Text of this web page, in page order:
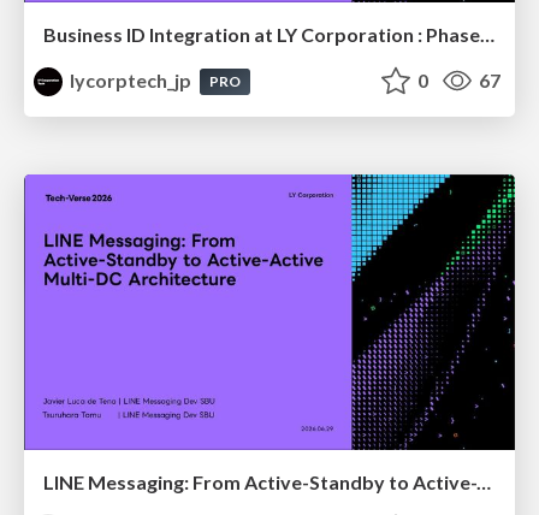
Business ID Integration at LY Corporation : Phased Migration for a B2B authentication platform with Tens of Millions of Users
lycorptech_jp
PRO 0 67
LINE Messaging: From Active-Standby to Active-Active Multi-DC Architecture